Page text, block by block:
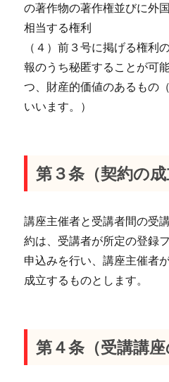
の著作物の著作権並びに外
相当する権利
（４）前３号に掲げる権利
報のうち秘匿することが可
つ、財産的価値のあるもの
いいます。）
第３条（契約の成
講座主催者と受講者間の受
約は、受講者が所定の登録
申込みを行い、講座主催者
成立するものとします。
第４条（受講講座